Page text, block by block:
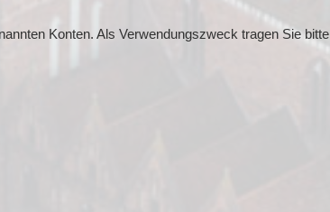
Konten. Als Verwendungszweck tragen Sie bitte